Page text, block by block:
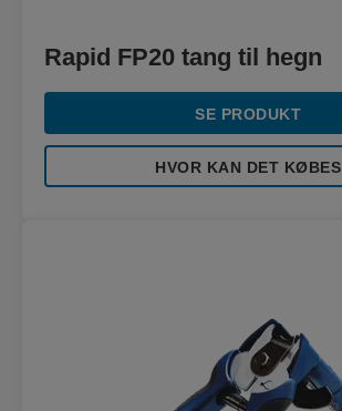
Rapid FP20 tang til hegn
SE PRODUKT
HVOR KAN DET KØBES